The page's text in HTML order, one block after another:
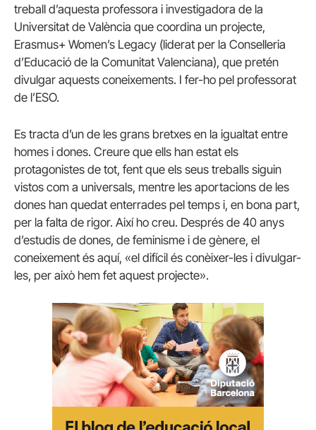
treball d’aquesta professora i investigadora de la
Universitat de València que coordina un projecte,
Erasmus+ Women’s Legacy (liderat per la Conselleria
d’Educació de la Comunitat Valenciana), que pretén
divulgar aquests coneixements. I fer-ho pel professorat
de l’ESO.
Es tracta d’un de les grans bretxes en la igualtat entre
homes i dones. Creure que ells han estat els
protagonistes de tot, fent que els seus treballs siguin
vistos com a universals, mentre les aportacions de les
dones han quedat enterrades pel temps i, en bona part,
per la falta de rigor. Així ho creu. Després de 40 anys
d’estudis de dones, de feminisme i de gènere, el
coneixement és aquí, «el difícil és conèixer-les i divulgar-
les, per això hem fet aquest projecte».